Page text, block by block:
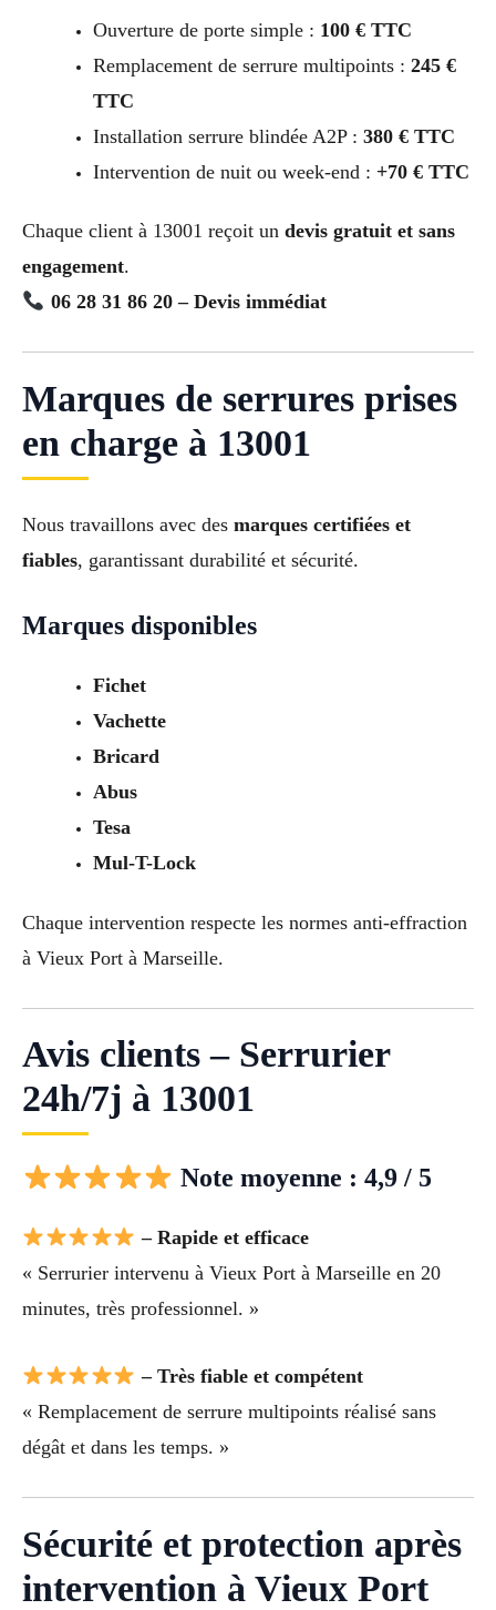
Ouverture de porte simple : 100 € TTC
Remplacement de serrure multipoints : 245 €
TTC
Installation serrure blindée A2P : 380 € TTC
Intervention de nuit ou week-end : +70 € TTC
Chaque client à 13001 reçoit un devis gratuit et sans
engagement.
06 28 31 86 20 – Devis immédiat
Marques de serrures prises
en charge à 13001
Nous travaillons avec des marques certifiées et
fiables, garantissant durabilité et sécurité.
Marques disponibles
Fichet
Vachette
Bricard
Abus
Tesa
Mul-T-Lock
Chaque intervention respecte les normes anti-effraction
à Vieux Port à Marseille.
Avis clients – Serrurier
24h/7j à 13001
Note moyenne : 4,9 / 5
– Rapide et efficace
« Serrurier intervenu à Vieux Port à Marseille en 20
minutes, très professionnel. »
– Très fiable et compétent
« Remplacement de serrure multipoints réalisé sans
dégât et dans les temps. »
Sécurité et protection après
intervention à Vieux Port